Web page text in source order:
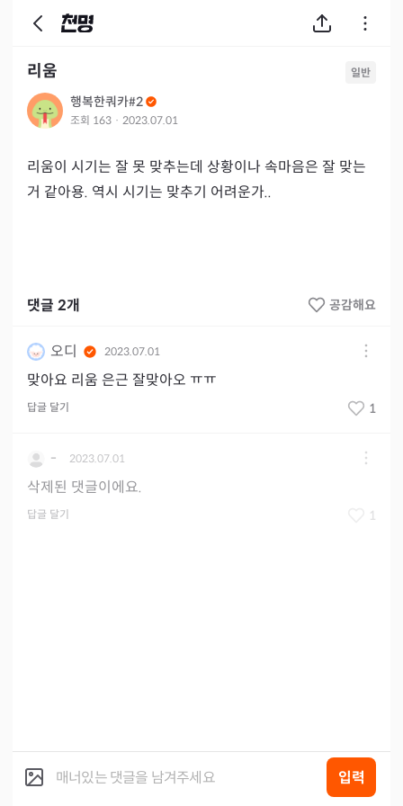
리움 일반
행복한쿼카#2
조회 163 · 2023.07.01
리움이 시기는 잘 못 맞추는데 상황이나 속마음은 잘 맞는
거 같아용. 역시 시기는 맞추기 어려운가..
댓글 2개 공감해요
오디 2023.07.01
맞아요 리움 은근 잘맞아오 ㅠㅠ
답글 달기 1
- 2023.07.01
삭제된 댓글이에요.
답글 달기 1
입력